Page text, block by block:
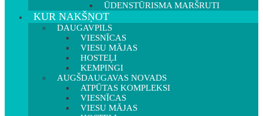
ŪDENSTŪRISMA MARŠRUTI
KUR NAKŠŅOT
DAUGAVPILS
VIESNĪCAS
VIESU MĀJAS
HOSTEĻI
KEMPINGI
AUGŠDAUGAVAS NOVADS
ATPŪTAS KOMPLEKSI
VIESNĪCAS
VIESU MĀJAS